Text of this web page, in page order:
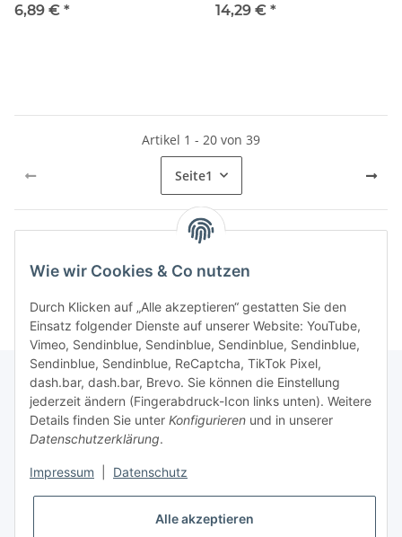
6,89 € *
14,29 € *
Artikel 1 - 20 von 39
Seite1
Kategorien
Informationen
Gesetzliche Informationen
Wie wir Cookies & Co nutzen
Durch Klicken auf „Alle akzeptieren“ gestatten Sie den
Einsatz folgender Dienste auf unserer Website: YouTube,
Vimeo, Sendinblue, Sendinblue, Sendinblue, Sendinblue,
Sendinblue, Sendinblue, ReCaptcha, TikTok Pixel,
dash.bar, dash.bar, Brevo. Sie können die Einstellung
jederzeit ändern (Fingerabdruck-Icon links unten). Weitere
Details finden Sie unter Konfigurieren und in unserer
Datenschutzerklärung.
Impressum Datenschutz
Alle akzeptieren